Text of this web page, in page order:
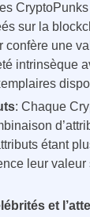
sur la
confère une
intrinsèque
: Chaque
étant
leur valeur
et